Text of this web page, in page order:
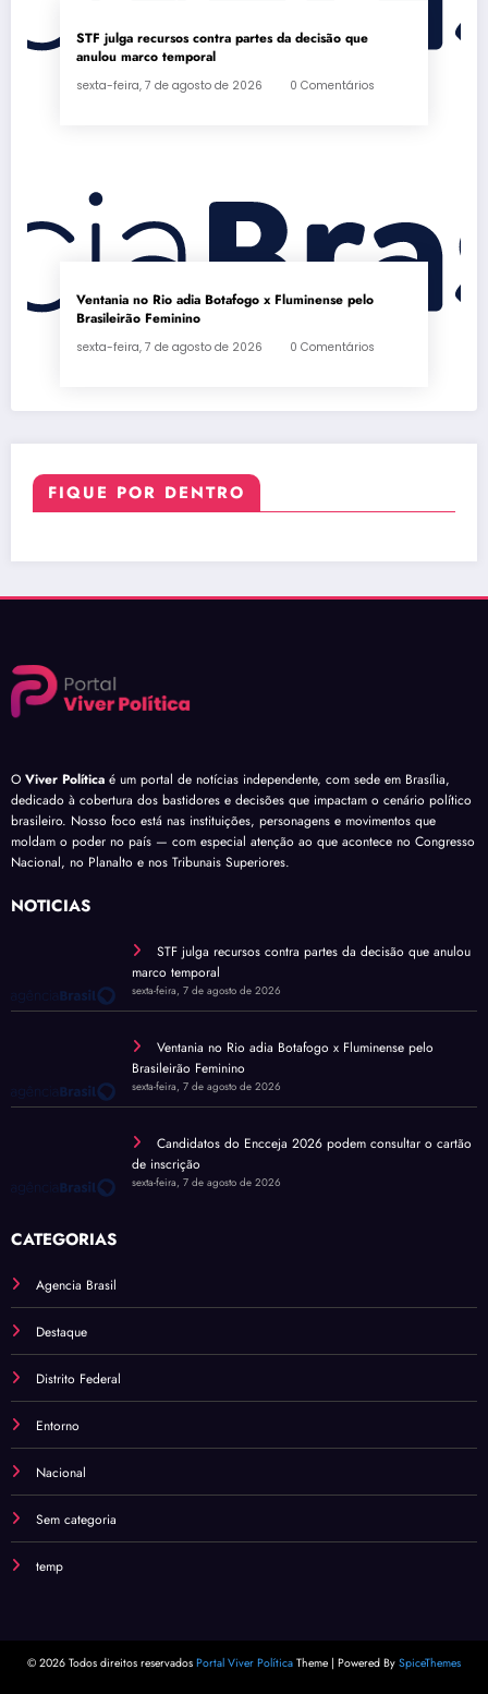
STF julga recursos contra partes da decisão que
anulou marco temporal
sexta-feira, 7 de agosto de 2026 0 Comentários
Ventania no Rio adia Botafogo x Fluminense pelo
Brasileirão Feminino
sexta-feira, 7 de agosto de 2026 0 Comentários
FIQUE POR DENTRO
O Viver Política é um portal de notícias independente, com sede em Brasília,
dedicado à cobertura dos bastidores e decisões que impactam o cenário político
brasileiro. Nosso foco está nas instituições, personagens e movimentos que
moldam o poder no país — com especial atenção ao que acontece no Congresso
Nacional, no Planalto e nos Tribunais Superiores.
NOTÍCIAS
STF julga recursos contra partes da decisão que anulou
marco temporal
sexta-feira, 7 de agosto de 2026
Ventania no Rio adia Botafogo x Fluminense pelo
Brasileirão Feminino
sexta-feira, 7 de agosto de 2026
Candidatos do Encceja 2026 podem consultar o cartão
de inscrição
sexta-feira, 7 de agosto de 2026
CATEGORIAS
Agencia Brasil
Destaque
Distrito Federal
Entorno
Nacional
Sem categoria
temp
© 2026 Todos direitos reservados Portal Viver Política Theme | Powered By SpiceThemes